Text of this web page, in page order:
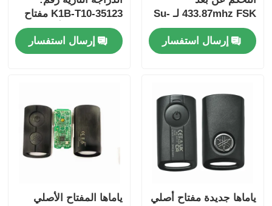
433.87mhz FSK لـ Su-
zuki Jim-ny 2005-2017
بدون رقاقة 37182-A7
فقط التحكم للجملة
إرسال استفسار
35123-K1B-T10 مفتاح
سيارة ذو ثلاثة أزرار
إرسال استفسار
ياماها جديدة مفتاح أصلي
ياماها المفتاح الأصلي